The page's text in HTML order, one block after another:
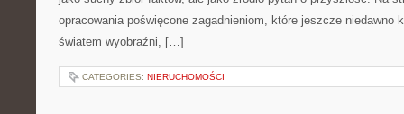
opracowania poświęcone zagadnieniom, które jeszcze niedawno
światem wyobraźni, […]
CATEGORIES: NIERUCHOMOŚCI